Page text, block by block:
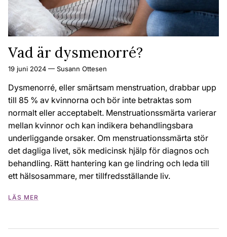
Vad är dysmenorré?
19 juni 2024 — Susann Ottesen
Dysmenorré, eller smärtsam menstruation, drabbar upp
till 85 % av kvinnorna och bör inte betraktas som
normalt eller acceptabelt. Menstruationssmärta varierar
mellan kvinnor och kan indikera behandlingsbara
underliggande orsaker. Om menstruationssmärta stör
det dagliga livet, sök medicinsk hjälp för diagnos och
behandling. Rätt hantering kan ge lindring och leda till
ett hälsosammare, mer tillfredsställande liv.
LÄS MER